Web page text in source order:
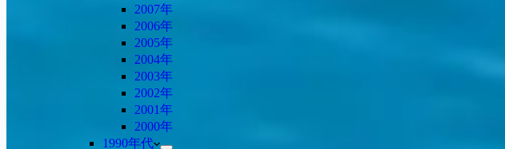
2007年
2006年
2005年
2004年
2003年
2002年
2001年
2000年
1990年代